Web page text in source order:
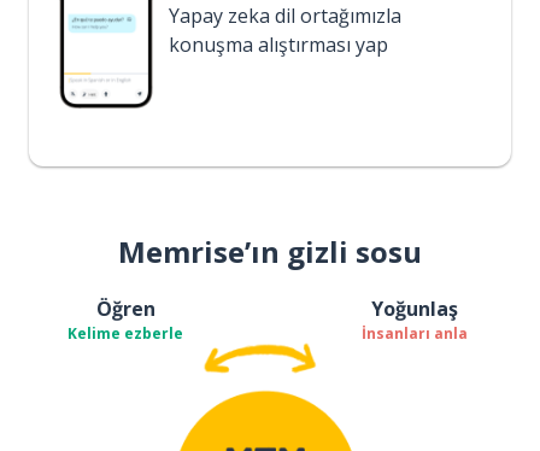
Yapay zeka dil ortağımızla
konuşma alıştırması yap
Memrise’ın gizli sosu
Öğren
Kelime ezberle
Yoğunlaş
İnsanları anla